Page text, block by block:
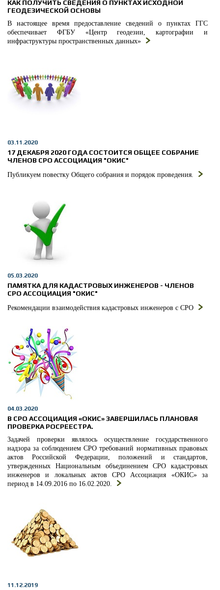
КАК ПОЛУЧИТЬ СВЕДЕНИЯ О ПУНКТАХ ИСХОДНОЙ
ГЕОДЕЗИЧЕСКОЙ ОСНОВЫ
В настоящее время предоставление сведений о пунктах ГГС
обеспечивает ФГБУ «Центр геодезии, картографии и
инфраструктуры пространственных данных»
03.11.2020
17 ДЕКАБРЯ 2020 ГОДА СОСТОИТСЯ ОБЩЕЕ СОБРАНИЕ
ЧЛЕНОВ СРО АССОЦИАЦИЯ "ОКИС"
Публикуем повестку Общего собрания и порядок проведения.
05.03.2020
ПАМЯТКА ДЛЯ КАДАСТРОВЫХ ИНЖЕНЕРОВ - ЧЛЕНОВ
СРО АССОЦИАЦИЯ "ОКИС"
Рекомендации взаимодействия кадастровых инженеров с СРО
04.03.2020
В СРО АССОЦИАЦИЯ «ОКИС» ЗАВЕРШИЛАСЬ ПЛАНОВАЯ
ПРОВЕРКА РОСРЕЕСТРА.
Задачей проверки являлось осуществление государственного
надзора за соблюдением СРО требований нормативных правовых
актов Российской Федерации, положений и стандартов,
утвержденных Национальным объединением СРО кадастровых
инженеров и локальных актов СРО Ассоциация «ОКИС» за
период в 14.09.2016 по 16.02.2020.
11.12.2019